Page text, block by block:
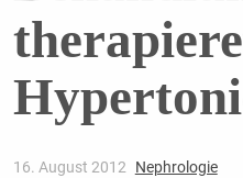
16. August 2012 Nephrologie